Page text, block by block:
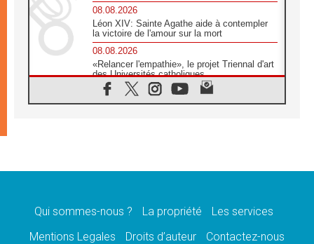
08.08.2026
Léon XIV: Sainte Agathe aide à contempler
la victoire de l'amour sur la mort
08.08.2026
«Relancer l'empathie», le projet Triennal d'art
des Universités catholiques
08.08.2026
Signis 2026, donner la parole aux religieuses
07.08.2026
07.08.2026
de l'Assomption et mémoire nationale
Qui sommes-nous ? La propriété
Les services
Mentions Legales
Droits d’auteur Contactez-nous